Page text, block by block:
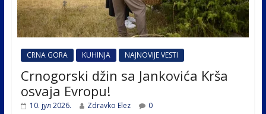
CRNA GORA KUHINJA NAJNOVIJE VESTI
Crnogorski džin sa Jankovića Krša
osvaja Evropu!
10. јул 2026. Zdravko Elez 0